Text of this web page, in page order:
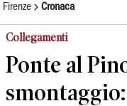
Firenze Cronaca
Collegamenti
Ponte al